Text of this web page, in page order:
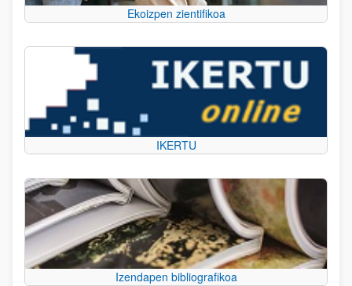
Ekoizpen zientifikoa
IKERTU
Izendapen bibliografikoa